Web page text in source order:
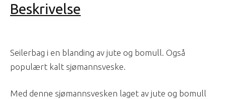
Beskrivelse
Seilerbag i en blanding av jute og bomull. Også
populært kalt sjømannsveske.
Med denne sjømannsvesken laget av jute og bomull